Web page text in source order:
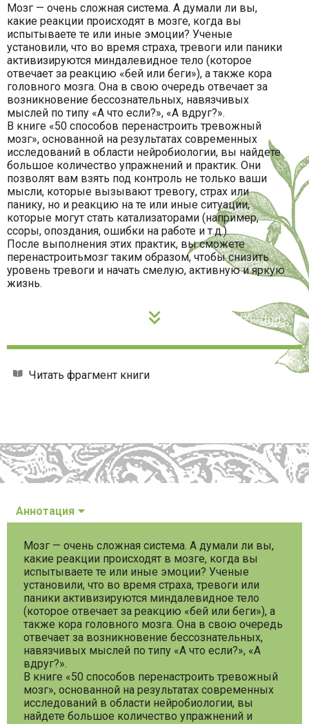
Мозг — очень сложная система. А думали ли вы,
какие реакции происходят в мозге, когда вы
испытываете те или иные эмоции? Ученые
установили, что во время страха, тревоги или паники
активизируются миндалевидное тело (которое
отвечает за реакцию «бей или беги»), а также кора
головного мозга. Она в свою очередь отвечает за
возникновение бессознательных, навязчивых
мыслей по типу «А что если?», «А вдруг?».
В книге «50 способов перенастроить тревожный
мозг», основанной на результатах современных
исследований в области нейробиологии, вы найдете
большое количество упражнений и практик. Они
позволят вам взять под контроль не только ваши
мысли, которые вызывают тревогу, страх или
панику, но и реакцию на те или иные ситуации,
которые могут стать катализаторами (например,
ссоры, опоздания, ошибки на работе и т.д.).
После выполнения этих практик, вы сможете
перенастроитьмозг таким образом, чтобы снизить
уровень тревоги и начать смелую, активную и яркую
жизнь.
Читать фрагмент книги
Аннотация
Мозг — очень сложная система. А думали ли вы,
какие реакции происходят в мозге, когда вы
испытываете те или иные эмоции? Ученые
установили, что во время страха, тревоги или
паники активизируются миндалевидное тело
(которое отвечает за реакцию «бей или беги»), а
также кора головного мозга. Она в свою очередь
отвечает за возникновение бессознательных,
навязчивых мыслей по типу «А что если?», «А
вдруг?».
В книге «50 способов перенастроить тревожный
мозг», основанной на результатах современных
исследований в области нейробиологии, вы
найдете большое количество упражнений и